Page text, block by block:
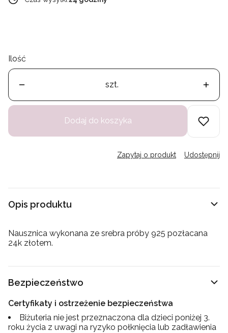
Ilość
szt.
Dodaj do koszyka
Zapytaj o produkt Udostępnij
Opis produktu
Nausznica wykonana ze srebra próby 925 pozłacana
24k złotem.
Bezpieczeństwo
Certyfikaty i ostrzeżenie bezpieczeństwa
Biżuteria nie jest przeznaczona dla dzieci poniżej 3.
roku życia z uwagi na ryzyko połknięcia lub zadławienia